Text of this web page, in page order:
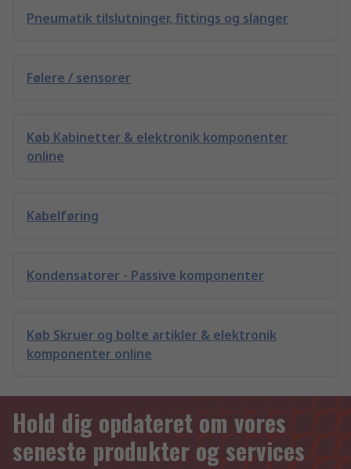
Pneumatik tilslutninger, fittings og slanger
Følere / sensorer
Køb Kabinetter & elektronik komponenter
online
Kabelføring
Kondensatorer - Passive komponenter
Køb Skruer og bolte artikler & elektronik
komponenter online
Hold dig opdateret om vores
seneste produkter og services